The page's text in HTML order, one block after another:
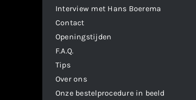
Interview met Hans Boerema
Contact
Openingstijden
F.A.Q.
Tips
Over ons
Onze bestelprocedure in beeld